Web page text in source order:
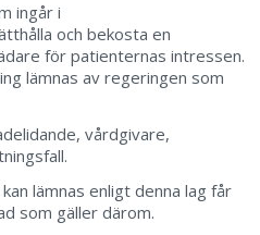
ingår i
och bekosta en
för patienternas intressen.
lämnas av regeringen som
vårdgivare,
lämnas enligt denna lag får
som gäller därom.